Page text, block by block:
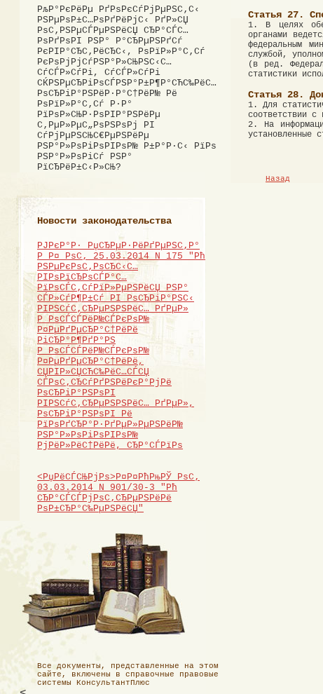
РљР°РєРёРµ РґРѕРєСѓРјРµРЅС‚С‹
РЅРµРѕР±С…РѕРґРёРјС‹ РґР»СЏ
РѕС‚РЅРµСЃРµРЅРёСЏ СЂР°СЃС…
РѕРґРѕРІ РЅР° Р°СЂРµРЅРґСѓ
РєРІР°СЂС‚РёСЂС‹, РѕРїР»Р°С‚Сѓ
РєРѕРјРјСѓРЅР°Р»СЊРЅС‹С…
СѓСЃР»СѓРі, СѓСЃР»СѓРі
СЌРЅРµСЂРіРѕСЃРЅР°Р±Р¶Р°СЋС‰РёС…
РѕСЂРіР°РЅРёР·Р°С†РёР№ Рё
РѕРїР»Р°С‚Сѓ Р·Р°
РїРѕР»СЊР·РѕРІР°РЅРёРµ
С‚РµР»РµС„РѕРЅРѕРј РІ
СѓРјРµРЅСЊС€РµРЅРёРµ
РЅР°Р»РѕРіРѕРІРѕР№ Р±Р°Р·С‹ РїРѕ
РЅР°Р»РѕРіСѓ РЅР°
РїСЂРёР±С‹Р»СЊ?
Новости законодательства
РЈРєР°Р· РџСЂРµР·РёРґРµРЅС‚Р°
Р Р¤ РѕС‚ 25.03.2014 N 175 "Рћ
РЅРµРєРѕС‚РѕСЂС‹С…
РІРѕРїСЂРѕСЃР°С…
РїРѕСЃС‚СѓРїР»РµРЅРёСЏ РЅР°
СЃР»СѓР¶Р±Сѓ РІ РѕСЂРіР°РЅС‹
РІРЅСѓС‚СЂРµРЅРЅРёС… РґРµР»
Р РѕСЃСЃРёР№СЃРєРѕР№
Р¤РµРґРµСЂР°С†РёРё
РіСЂР°Р¶РґР°РЅ
Р РѕСЃСЃРёР№СЃРєРѕР№
Р¤РµРґРµСЂР°С†РёРё,
СЏРІР»СЏСЋС‰РёС…СЃСЏ
СЃРѕС‚СЂСѓРґРЅРёРєР°РјРё
РѕСЂРіР°РЅРѕРІ
РІРЅСѓС‚СЂРµРЅРЅРёС… РґРµР»,
РѕСЂРіР°РЅРѕРІ Рё
РїРѕРґСЂР°Р·РґРµР»РµРЅРёР№
РЅР°Р»РѕРіРѕРІРѕР№
РјРёР»РёС†РёРё, СЂР°СЃРїРѕ
<РџРёСЃСЊРјРѕ>Р¤Р¤РћРњРЎ РѕС‚
03.03.2014 N 901/30-3 "Рћ
СЂР°СЃСЃРјРѕС‚СЂРµРЅРёРё
РѕР±СЂР°С‰РµРЅРёСЏ"
Все документы, представленные на этом
сайте, включены в справочные правовые
системы КонсультантПлюс
Статья 27.
1. В целях
органами
федеральным
службой,
(в ред.
статистики
Статья 28.
1. Для
соответствии с
2. На
установленные
Назад